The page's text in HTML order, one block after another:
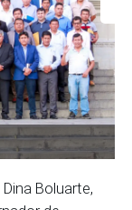
Boluarte,